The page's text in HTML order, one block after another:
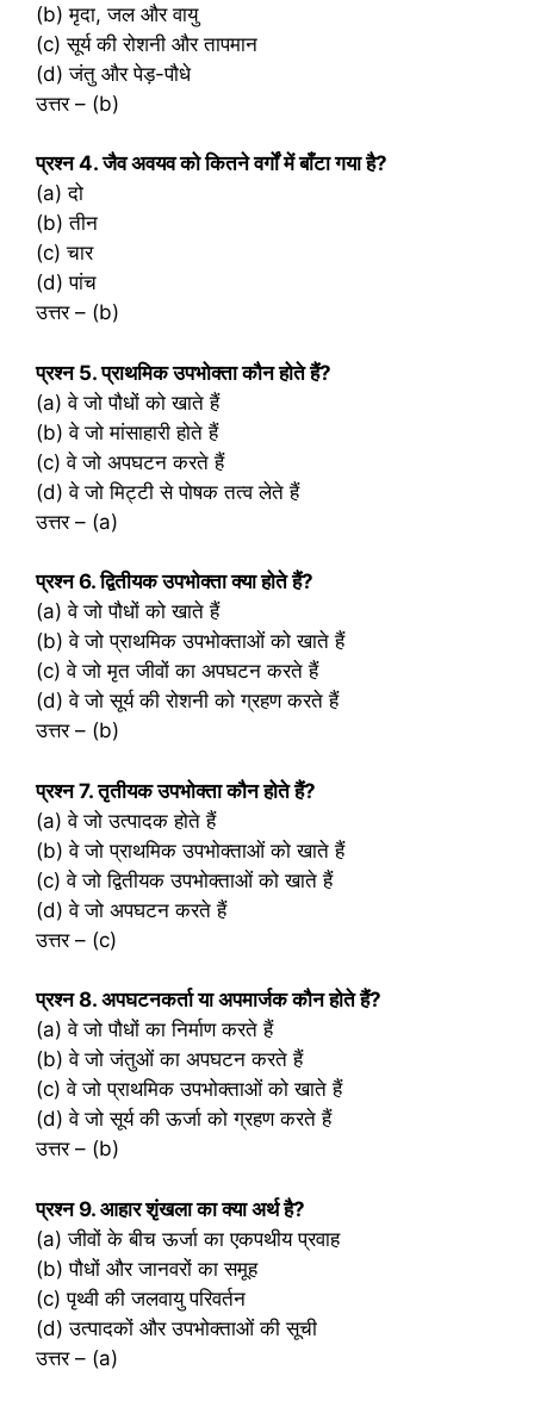
(b) मृदा, जल और वायु
(c) सूर्य की रोशनी और तापमान
(d) जंतु और पेड़-पौधे
उत्तर – (b)
प्रश्‍न 4. जैव अवयव को कितने वर्गों में बाँटा गया है?
(a) दो
(b) तीन
(c) चार
(d) पांच
उत्तर – (b)
प्रश्‍न 5. प्राथमिक उपभोक्ता कौन होते हैं?
(a) वे जो पौधों को खाते हैं
(b) वे जो मांसाहारी होते हैं
(c) वे जो अपघटन करते हैं
(d) वे जो मिट्टी से पोषक तत्व लेते हैं
उत्तर – (a)
प्रश्‍न 6. द्वितीयक उपभोक्ता क्या होते हैं?
(a) वे जो पौधों को खाते हैं
(b) वे जो प्राथमिक उपभोक्ताओं को खाते हैं
(c) वे जो मृत जीवों का अपघटन करते हैं
(d) वे जो सूर्य की रोशनी को ग्रहण करते हैं
उत्तर – (b)
प्रश्‍न 7. तृतीयक उपभोक्ता कौन होते हैं?
(a) वे जो उत्पादक होते हैं
(b) वे जो प्राथमिक उपभोक्ताओं को खाते हैं
(c) वे जो द्वितीयक उपभोक्ताओं को खाते हैं
(d) वे जो अपघटन करते हैं
उत्तर – (c)
प्रश्‍न 8. अपघटनकर्ता या अपमार्जक कौन होते हैं?
(a) वे जो पौधों का निर्माण करते हैं
(b) वे जो जंतुओं का अपघटन करते हैं
(c) वे जो प्राथमिक उपभोक्ताओं को खाते हैं
(d) वे जो सूर्य की ऊर्जा को ग्रहण करते हैं
उत्तर – (b)
प्रश्‍न 9. आहार शृंखला का क्या अर्थ है?
(a) जीवों के बीच ऊर्जा का एकपथीय प्रवाह
(b) पौधों और जानवरों का समूह
(c) पृथ्वी की जलवायु परिवर्तन
(d) उत्पादकों और उपभोक्ताओं की सूची
उत्तर – (a)